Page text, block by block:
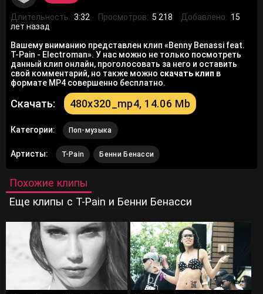
Длительность: 3:32 Просмотров: 5 218 Добавлено: 15
лет назад
Вашему вниманию представлен клип «Benny Benassi feat.
T-Pain - Electroman». У нас можно не только посмотреть
данный клип онлайн, проголосовать за него и оставить
свой комментарий, но также можно скачать клип в
формате MP4 совершенно бесплатно.
Скачать: 480x320_mp4, 14.06 Mb
Категории: Поп-музыка
Артисты: T-Pain Бенни Бенасси
Похожие клипы
Еще клипы с T-Pain и Бенни Бенасси